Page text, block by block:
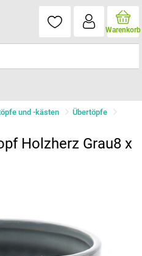
Warenkorb
und -kästen
Übertöpfe
Holzherz Grau8 x